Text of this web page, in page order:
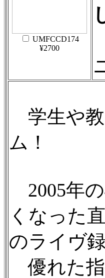
UMFCCD174
¥2700
学生や教
ム！
2005年
くなった
のライヴ録
優れた指